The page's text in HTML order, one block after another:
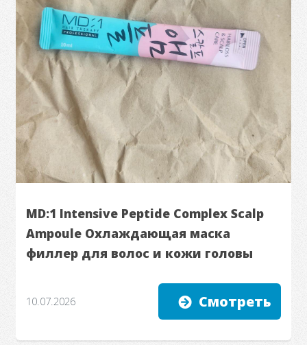
MD:1 Intensive Peptide Complex Scalp
Ampoule Охлаждающая маска
филлер для волос и кожи головы
10.07.2026 Смотреть